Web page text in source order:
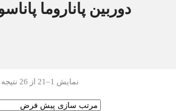
دوربین پاناروما
نمایش 1–21 از 26 نتیجه